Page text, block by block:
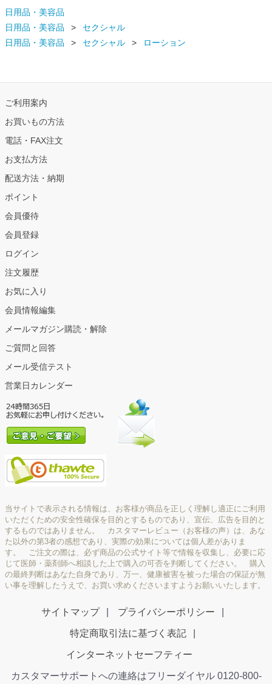
日用品・美容品
日用品・美容品
セクシャル
日用品・美容品
セクシャル ローション
ご利用案内
お買いもの方法
電話・FAX注文
お支払方法
配送方法・納期
ポイント
会員優待
会員登録
ログイン
注文履歴
お気に入り
会員情報編集
メールマガジン購読・解除
ご質問と回答
メール受信テスト
営業日カレンダー
当サイトで表示される情報は、お客様が商品を正しく理解し適正にご利用
いただくための安全性確保を目的とするものであり、宣伝、広告を目的と
するものではありません。 カスタマーレビュー（お客様の声）は、あな
た以外の第3者の感想であり、実際の効果については個人差がありま
す。 ご注文の際は、必ず商品の公式サイト等で情報を収集し、必要に応
じて医師・薬剤師へ相談した上で購入の可否を判断してください。 購入
の最終判断はあなた自身であり、万一、健康被害を被った場合の保証が無
い事を理解したうえで、お買い求めくださいますようお願いいたします。
サイトマップ プライバシーポリシー
特定商取引法に基づく表記
インターネットセーフティー
カスタマーサポートへの連絡はフリーダイヤル 0120-800-